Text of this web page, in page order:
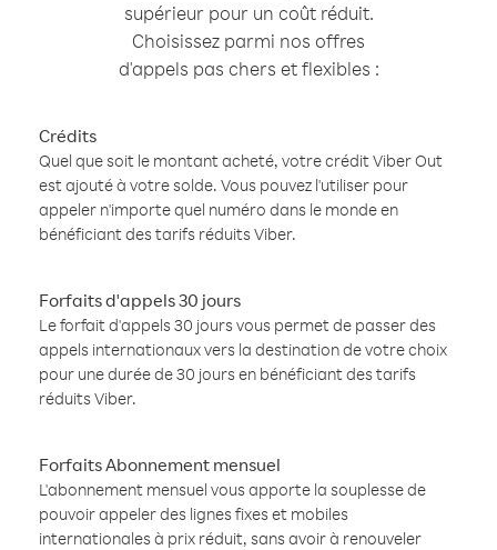
supérieur pour un coût réduit.
Choisissez parmi nos offres
d'appels pas chers et flexibles :
Crédits
Quel que soit le montant acheté, votre crédit Viber Out
est ajouté à votre solde. Vous pouvez l'utiliser pour
appeler n'importe quel numéro dans le monde en
bénéficiant des tarifs réduits Viber.
Forfaits d'appels 30 jours
Le forfait d'appels 30 jours vous permet de passer des
appels internationaux vers la destination de votre choix
pour une durée de 30 jours en bénéficiant des tarifs
réduits Viber.
Forfaits Abonnement mensuel
L'abonnement mensuel vous apporte la souplesse de
pouvoir appeler des lignes fixes et mobiles
internationales à prix réduit, sans avoir à renouveler